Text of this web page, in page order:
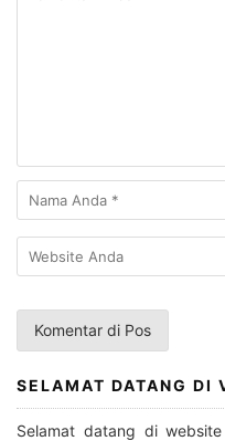
SELAMAT DATANG DI
Selamat datang di